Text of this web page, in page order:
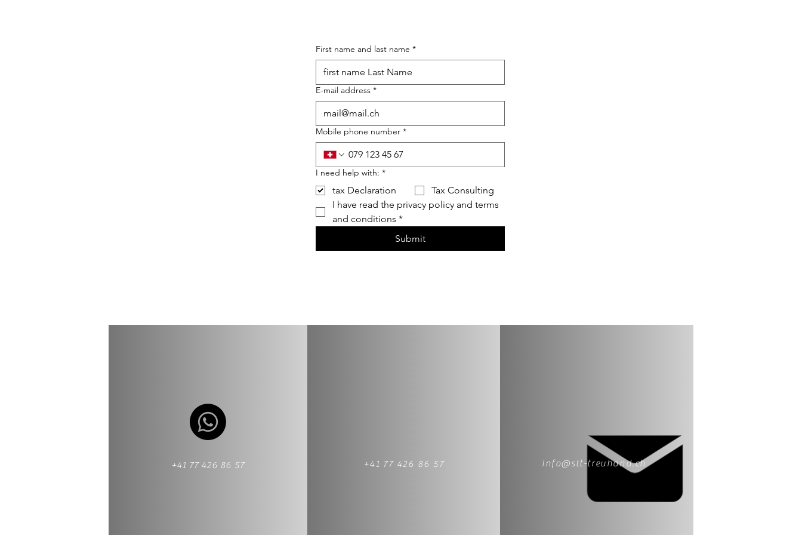
First name and last name *
E-mail address *
Mobile phone number *
I need help with: *
tax Declaration
Tax Consulting
I have read the privacy policy and terms
and conditions *
Submit
+41 77 426 86 57 +41 77 426 86 57 Info@stt-treuhand.ch